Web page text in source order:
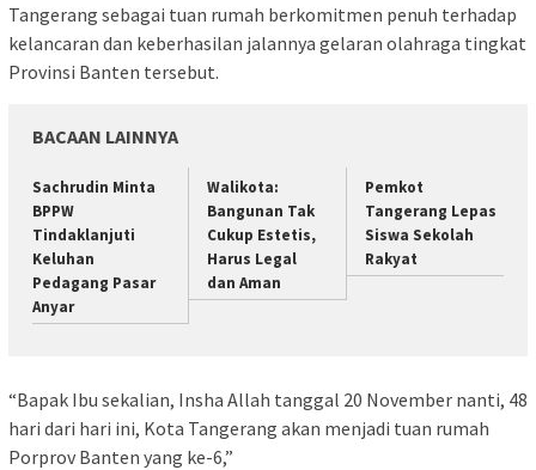
Tangerang sebagai tuan rumah berkomitmen penuh terhadap
kelancaran dan keberhasilan jalannya gelaran olahraga tingkat
Provinsi Banten tersebut.
BACAAN LAINNYA
Sachrudin Minta
BPPW
Tindaklanjuti
Keluhan
Pedagang Pasar
Anyar
Walikota:
Bangunan Tak
Cukup Estetis,
Harus Legal
dan Aman
Pemkot
Tangerang Lepas
Siswa Sekolah
Rakyat
“Bapak Ibu sekalian, Insha Allah tanggal 20 November nanti, 48
hari dari hari ini, Kota Tangerang akan menjadi tuan rumah
Porprov Banten yang ke-6,”